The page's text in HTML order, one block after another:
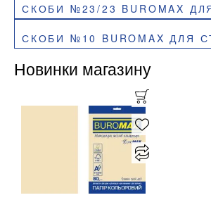
СКОБИ №23/23 BUROMAX ДЛЯ
СКОБИ №10 BUROMAX ДЛЯ
Новинки магазину